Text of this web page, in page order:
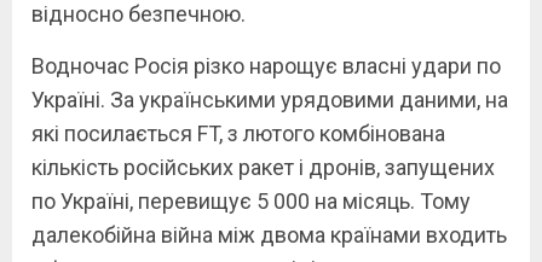
відносно безпечною.
Водночас Росія різко нарощує власні удари по
Україні. За українськими урядовими даними, на
які посилається FT, з лютого комбінована
кількість російських ракет і дронів, запущених
по Україні, перевищує 5 000 на місяць. Тому
далекобійна війна між двома країнами входить